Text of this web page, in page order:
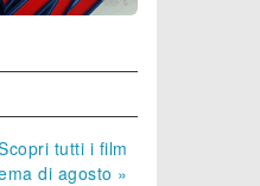
tutti i film
di agosto »